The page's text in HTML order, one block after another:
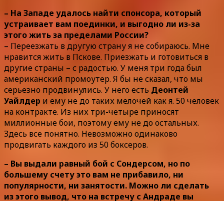
– На Западе удалось найти спонсора, который
устраивает вам поединки, и выгодно ли из-за
этого жить за пределами России?
– Переезжать в другую страну я не собираюсь. Мне
нравится жить в Пскове. Приезжать и готовиться в
другие страны – с радостью. У меня три года был
американский промоутер. Я бы не сказал, что мы
серьезно продвинулись. У него есть Деонтей
Уайлдер и ему не до таких мелочей как я. 50 человек
на контракте. Из них три-четыре приносят
миллионные бои, поэтому ему не до остальных.
Здесь все понятно. Невозможно одинаково
продвигать каждого из 50 боксеров.
– Вы выдали равный бой с Сондерсом, но по
большему счету это вам не прибавило, ни
популярности, ни занятости. Можно ли сделать
из этого вывод, что на встречу с Андраде вы